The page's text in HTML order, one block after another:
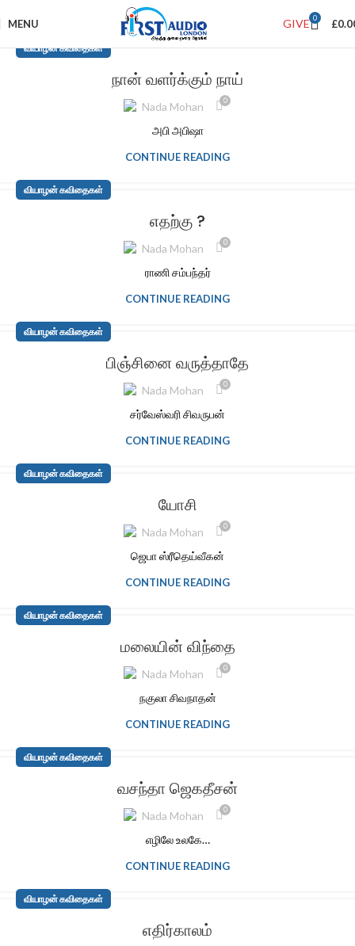
MENU GIVE 0 £
வியாழன் கவிதைகள்
நான் வளர்க்கும் நாய்
Nada Mohan 0
அபி அபிஷா
CONTINUE READING
வியாழன் கவிதைகள்
எதற்கு ?
Nada Mohan 0
ராணி சம்பந்தர்
CONTINUE READING
வியாழன் கவிதைகள்
பிஞ்சினை வருத்தாதே
Nada Mohan 0
சர்வேஸ்வரி சிவருபன்
CONTINUE READING
வியாழன் கவிதைகள்
யோசி
Nada Mohan 0
ஜெபா ஸ்ரீதெய்வீகன்
CONTINUE READING
வியாழன் கவிதைகள்
மலையின் விந்தை
Nada Mohan 0
நகுலா சிவநாதன்
CONTINUE READING
வியாழன் கவிதைகள்
வசந்தா ஜெகதீசன்
Nada Mohan 0
எழிலே உலகே…
CONTINUE READING
வியாழன் கவிதைகள்
எதிர்காலம்